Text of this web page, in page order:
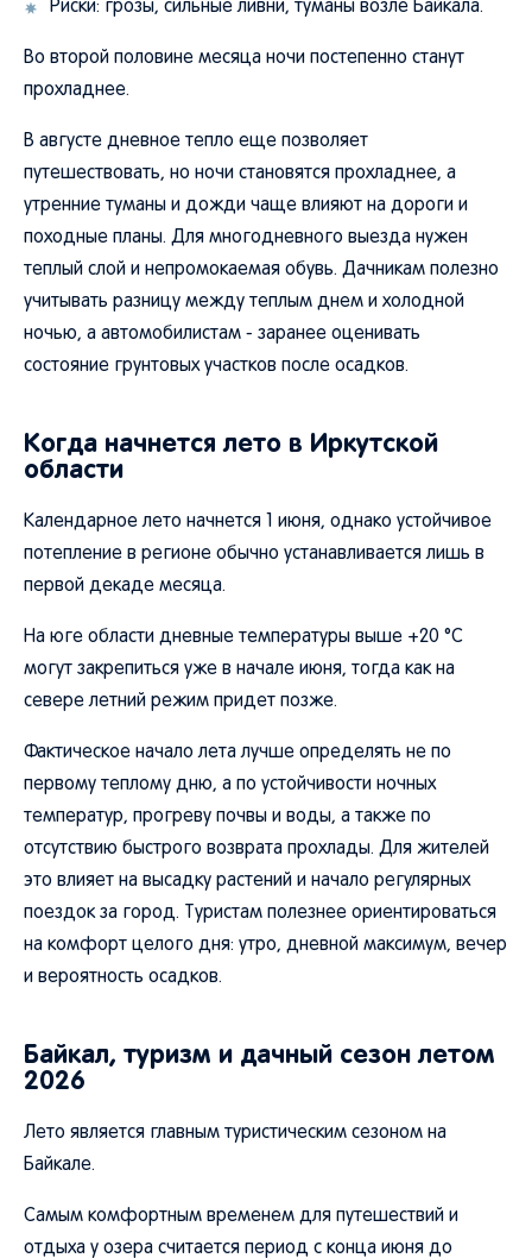
Риски: грозы, сильные ливни, туманы возле Байкала.
Во второй половине месяца ночи постепенно станут
прохладнее.
В августе дневное тепло еще позволяет
путешествовать, но ночи становятся прохладнее, а
утренние туманы и дожди чаще влияют на дороги и
походные планы. Для многодневного выезда нужен
теплый слой и непромокаемая обувь. Дачникам полезно
учитывать разницу между теплым днем и холодной
ночью, а автомобилистам - заранее оценивать
состояние грунтовых участков после осадков.
Когда начнется лето в Иркутской
области
Календарное лето начнется 1 июня, однако устойчивое
потепление в регионе обычно устанавливается лишь в
первой декаде месяца.
На юге области дневные температуры выше +20 °C
могут закрепиться уже в начале июня, тогда как на
севере летний режим придет позже.
Фактическое начало лета лучше определять не по
первому теплому дню, а по устойчивости ночных
температур, прогреву почвы и воды, а также по
отсутствию быстрого возврата прохлады. Для жителей
это влияет на высадку растений и начало регулярных
поездок за город. Туристам полезнее ориентироваться
на комфорт целого дня: утро, дневной максимум, вечер
и вероятность осадков.
Байкал, туризм и дачный сезон летом
2026
Лето является главным туристическим сезоном на
Байкале.
Самым комфортным временем для путешествий и
отдыха у озера считается период с конца июня до